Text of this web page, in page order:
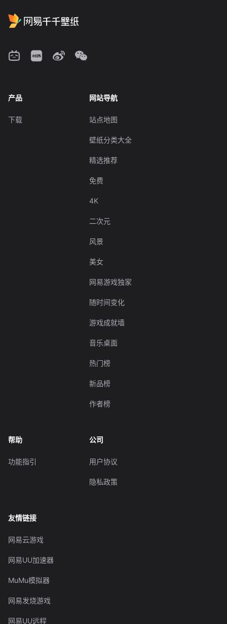
产品
下载
网站导航
站点地图
壁纸分类大全
精选推荐
免费
4K
二次元
风景
美女
网易游戏独家
随时间变化
游戏成就墙
音乐桌面
热门榜
新品榜
作者榜
帮助
功能指引
公司
用户协议
隐私政策
友情链接
网易云游戏
网易UU加速器
MuMu模拟器
网易发烧游戏
网易UU远程